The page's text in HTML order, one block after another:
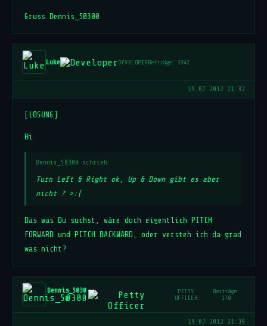
Gruss Dennis_50300
Luke DEVELOPERBeiträge: 3342
19.07.2012 21:32
[LÖSUNG]
Hi
Dennis_50300 schrieb:
Turn Left & Right ok, Up & Down gibt es aber
nicht ? >:(
Das was Du suchst, wäre doch eigentlich PITCH
FORWARD und PITCH BACKWARD, oder versteh ich da grad
was nicht?
Dennis_5030
0
PETTY
OFFICER
Beiträge:
170
19.07.2012 21:39